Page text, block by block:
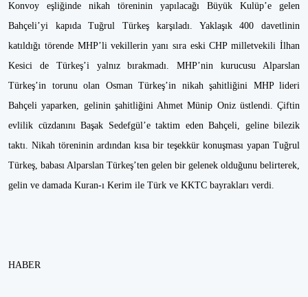
Konvoy eşliğinde nikah töreninin yapılacağı Büyük Kulüp’e gelen
Bahçeli’yi kapıda Tuğrul Türkeş karşıladı. Yaklaşık 400 davetlinin
katıldığı törende MHP’li vekillerin yanı sıra eski CHP milletvekili İlhan
Kesici de Türkeş’i yalnız bırakmadı. MHP’nin kurucusu Alparslan
Türkeş’in torunu olan Osman Türkeş’in nikah şahitliğini MHP lideri
Bahçeli yaparken, gelinin şahitliğini Ahmet Münip Oniz üstlendi. Çiftin
evlilik cüzdanını Başak Sedefgül’e taktim eden Bahçeli, geline bilezik
taktı. Nikah töreninin ardından kısa bir teşekkür konuşması yapan Tuğrul
Türkeş, babası Alparslan Türkeş’ten gelen bir gelenek olduğunu belirterek,
gelin ve damada Kuran-ı Kerim ile Türk ve KKTC bayrakları verdi.
HABER